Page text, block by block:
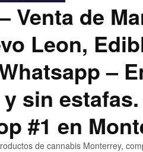
Venta de
Leon,
–
sin
#1 en
de cannabis Monterrey,